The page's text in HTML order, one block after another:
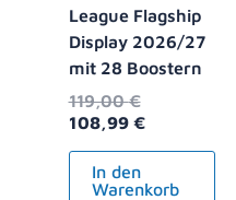
League Flagship
Display 2026/27
mit 28 Boostern
119,00€
108,99 €
In den
Warenkorb